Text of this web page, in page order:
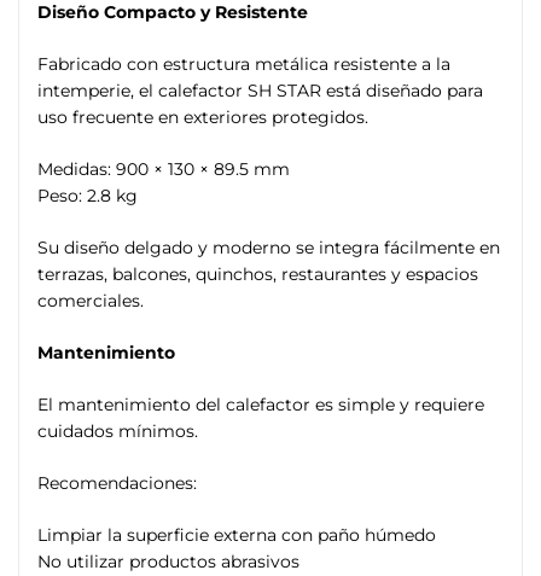
Diseño Compacto y Resistente
Fabricado con estructura metálica resistente a la
intemperie, el calefactor SH STAR está diseñado para
uso frecuente en exteriores protegidos.
Medidas: 900 × 130 × 89.5 mm
Peso: 2.8 kg
Su diseño delgado y moderno se integra fácilmente en
terrazas, balcones, quinchos, restaurantes y espacios
comerciales.
Mantenimiento
El mantenimiento del calefactor es simple y requiere
cuidados mínimos.
Recomendaciones:
Limpiar la superficie externa con paño húmedo
No utilizar productos abrasivos